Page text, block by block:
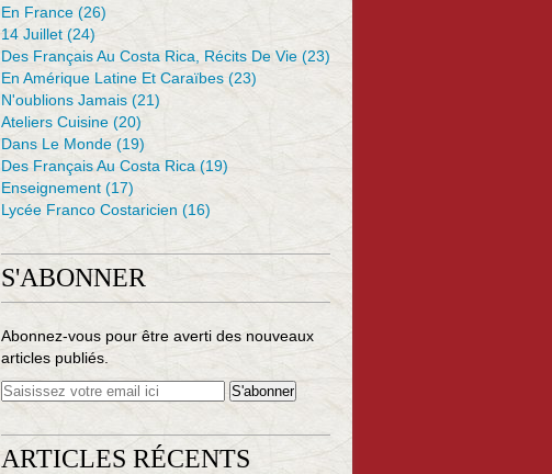
En France (26)
14 Juillet (24)
Des Français Au Costa Rica, Récits De Vie (23)
En Amérique Latine Et Caraïbes (23)
N'oublions Jamais (21)
Ateliers Cuisine (20)
Dans Le Monde (19)
Des Français Au Costa Rica (19)
Enseignement (17)
Lycée Franco Costaricien (16)
S'ABONNER
Abonnez-vous pour être averti des nouveaux
articles publiés.
ARTICLES RÉCENTS